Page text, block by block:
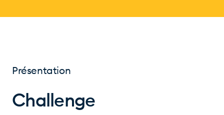
Présentation
Challenge